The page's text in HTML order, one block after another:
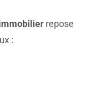
repose
: